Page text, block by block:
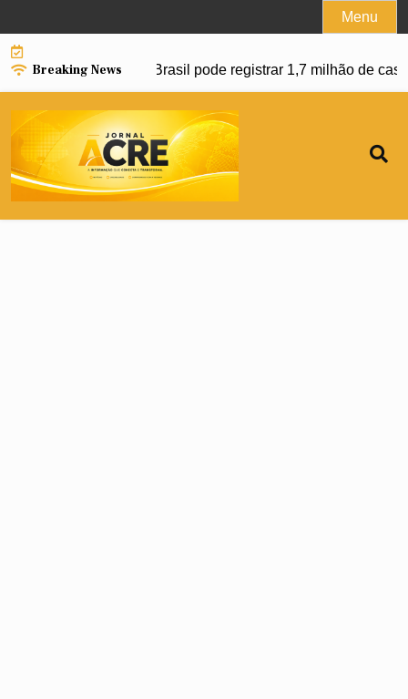
to
content
Menu
Breaking News
da dengue e Brasil pode registrar 1,7 milhão de